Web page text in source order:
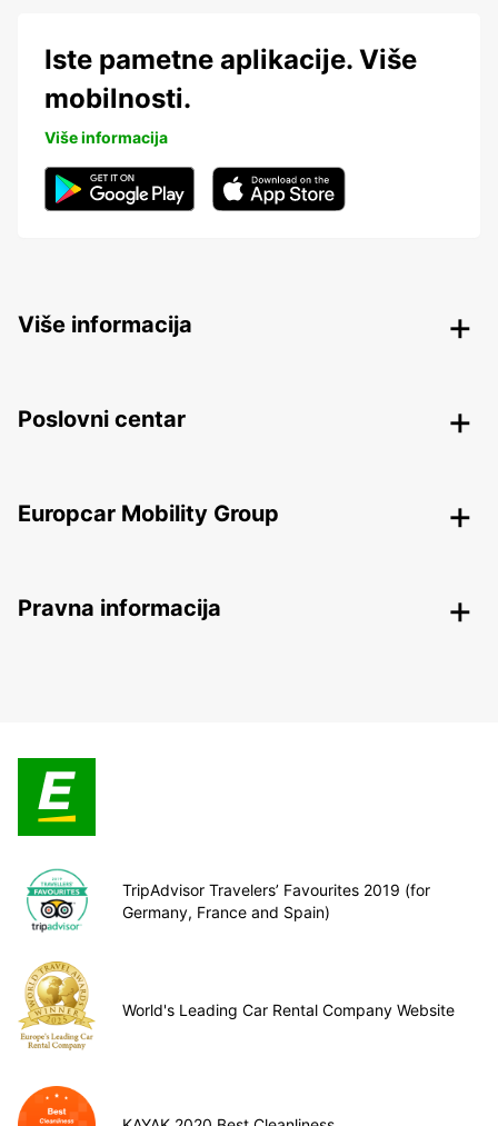
Iste pametne aplikacije. Više
mobilnosti.
Više informacija
Više informacija
Poslovni centar
Europcar Mobility Group
Pravna informacija
TripAdvisor Travelers’ Favourites 2019 (for
Germany, France and Spain)
World's Leading Car Rental Company Website